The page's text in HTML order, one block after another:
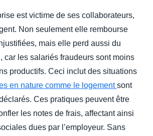
est victime de ses collaborateurs,
Non seulement elle rembourse
mais elle perd aussi du
car les salariés fraudeurs sont moins
productifs. Ceci inclut des situations
en nature comme le logement sont
Ces pratiques peuvent être
les notes de frais, affectant ainsi
dues par l’employeur. Sans